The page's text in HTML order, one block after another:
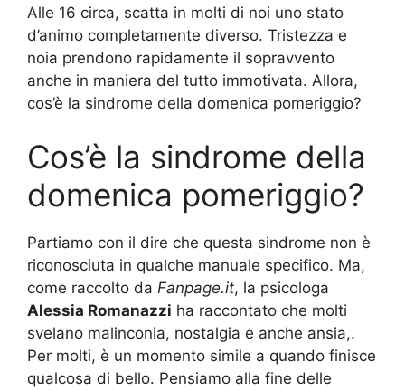
Alle 16 circa, scatta in molti di noi uno stato
d’animo completamente diverso. Tristezza e
noia prendono rapidamente il sopravvento
anche in maniera del tutto immotivata. Allora,
cos’è la sindrome della domenica pomeriggio?
Cos’è la sindrome della
domenica pomeriggio?
Partiamo con il dire che questa sindrome non è
riconosciuta in qualche manuale specifico. Ma,
come raccolto da Fanpage.it, la psicologa
Alessia Romanazzi ha raccontato che molti
svelano malinconia, nostalgia e anche ansia,.
Per molti, è un momento simile a quando finisce
qualcosa di bello. Pensiamo alla fine delle